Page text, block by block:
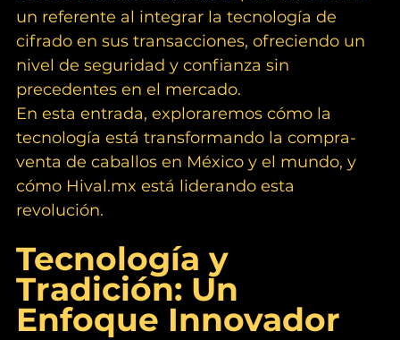
un referente al integrar la tecnología de
cifrado en sus transacciones, ofreciendo un
nivel de seguridad y confianza sin
precedentes en el mercado.
En esta entrada, exploraremos cómo la
tecnología está transformando la compra-
venta de caballos en México y el mundo, y
cómo Hival.mx está liderando esta
revolución.
Tecnología y
Tradición: Un
Enfoque Innovador